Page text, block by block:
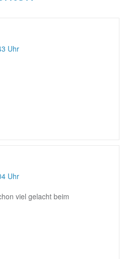
Uhr
Uhr
viel gelacht beim